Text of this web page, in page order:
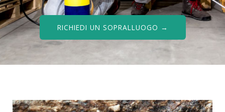
RICHIEDI UN SOPRALLUOGO →